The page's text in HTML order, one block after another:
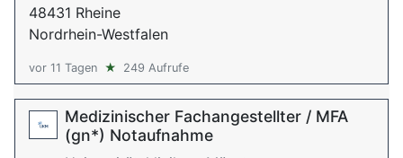
48431 Rheine
Nordrhein-Westfalen
vor 11 Tagen ★ 249 Aufrufe
Medizinischer Fachangestellter / MFA
(gn*) Notaufnahme